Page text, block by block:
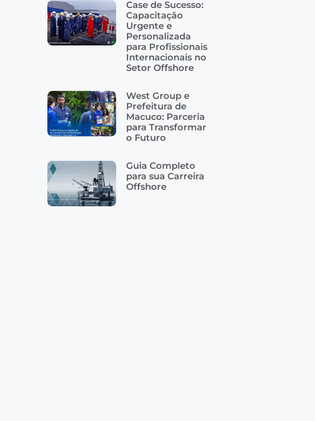
Case de Sucesso:
Capacitação
Urgente e
Personalizada
para Profissionais
Internacionais no
Setor Offshore
West Group e
Prefeitura de
Macuco: Parceria
para Transformar
o Futuro
Guia Completo
para sua Carreira
Offshore